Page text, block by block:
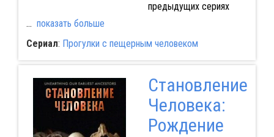
предыдущих сериях
... показать больше
Сериал: Прогулки с пещерным человеком
Становление
Человека:
Рождение